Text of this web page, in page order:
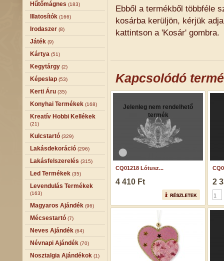
Hűtőmágnes (183)
Illatosítók (166)
Irodaszer (8)
Játék (9)
Kártya (51)
Kegytárgy (2)
Képeslap (53)
Kerti Áru (35)
Konyhai Termékek (168)
Kreatív Hobbi Kellékek
(21)
Kulcstartó (329)
Lakásdekoráció (296)
Lakásfelszerelés (315)
Led Termékek (35)
Levendulás Termékek
(163)
Magyaros Ajándék (96)
Mécsestartó (7)
Neves Ajándék (64)
Névnapi Ajándék (70)
Nosztalgia Ajándékok (1)
Ebből a termékből többféle
kosárba kerüljön, kérjük
kattintson a 'Kosár' gombra.
Kapcsolódó
Jelenleg nem rendelhető
termék
CQ01218 Lótusz...
4 410 Ft 2